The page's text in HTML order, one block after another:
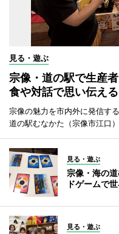
見る・遊ぶ
宗像・道の駅で生産
食や対話で思い伝える
宗像の魅力を市内外に発信す
道の駅むなかた（宗像市江口
見る・遊ぶ
宗像・海の
ドゲームで
見る・遊ぶ